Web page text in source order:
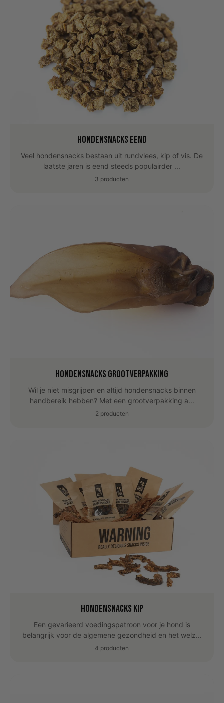
Hondensnacks eend
Veel hondensnacks bestaan uit rundvlees, kip of vis. De
laatste jaren is eend steeds populairder ...
3 producten
Hondensnacks grootverpakking
Wil je niet misgrijpen en altijd hondensnacks binnen
handbereik hebben? Met een grootverpakking a...
2 producten
Hondensnacks Kip
Een gevarieerd voedingspatroon voor je hond is
belangrijk voor de algemene gezondheid en het welz...
4 producten